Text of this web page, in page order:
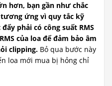
hơn, bạn gần như chắc
tương ứng vì quy tắc kỹ
phải có công suất RMS
của loa để đảm bảo âm
clipping. Bỏ qua bước này
loa mới mua bị hỏng chỉ